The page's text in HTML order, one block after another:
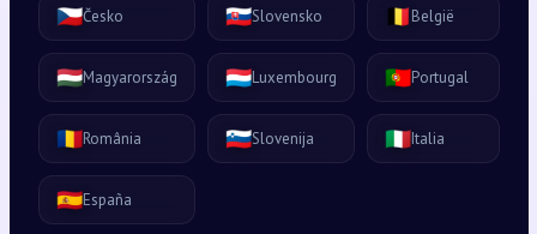
🇨🇿Česko 🇸🇰Slovensko 🇧🇪België
🇭🇺Magyarország 🇱🇺Luxembourg 🇵🇹Portugal
🇷🇴România 🇸🇮Slovenija 🇮🇹Italia
🇪🇸España